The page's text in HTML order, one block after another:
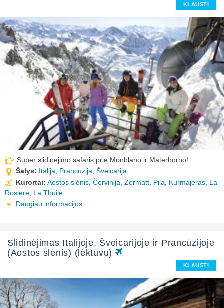
KLAUSTI
Super slidinėjimo safaris prie Monblano ir Materhorno!
Šalys: Italija, Prancūzija,Šveicarija
Kurortai: Aostos slėnis ,Červinija ,Zermatt Pila Kurmajeras La
Rosiere La Thuile
Daugiau informacijos
Slidinėjimas Italijoje, Šveicarijoje ir Prancūzijoje
(Aostos slėnis) (lėktuvu)
KLAUSTI